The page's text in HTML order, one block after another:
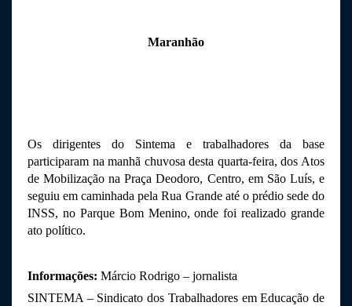
Maranhão
Os dirigentes do Sintema e trabalhadores da base
participaram na manhã chuvosa desta quarta-feira, dos Atos
de Mobilização na Praça Deodoro, Centro, em São Luís, e
seguiu em caminhada pela Rua Grande até o prédio sede do
INSS, no Parque Bom Menino, onde foi realizado grande
ato político.
Informações: Márcio Rodrigo – jornalista
SINTEMA – Sindicato dos Trabalhadores em Educação de